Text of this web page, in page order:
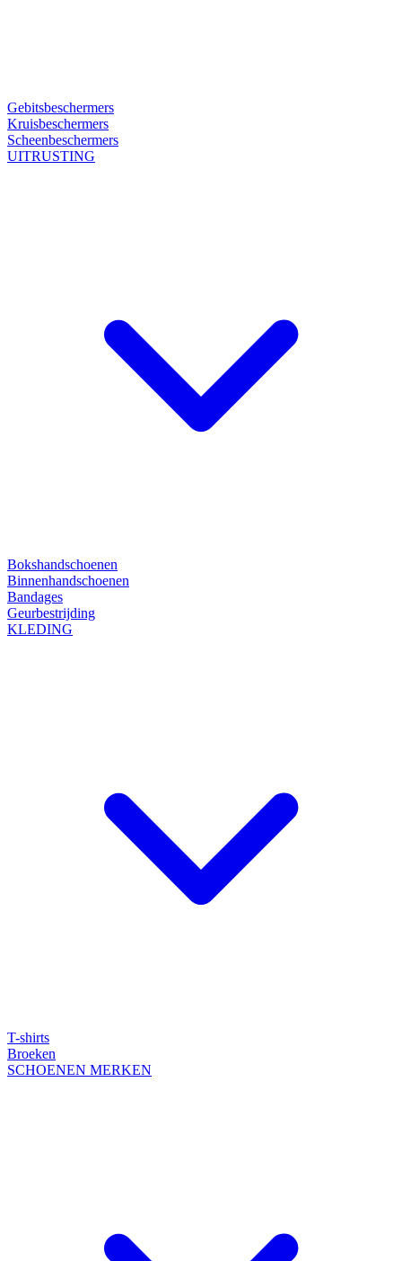
Gebitsbeschermers
Kruisbeschermers
Scheenbeschermers
UITRUSTING
Bokshandschoenen
Binnenhandschoenen
Bandages
Geurbestrijding
KLEDING
T-shirts
Broeken
SCHOENEN MERKEN